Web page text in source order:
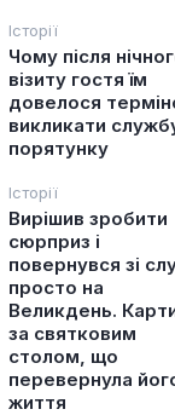
Історії
Чому після
візиту гостя їм
довелося
викликати
порятунку
Історії
Вирішив зробити
сюрприз і
повернувся зі
просто на
Великдень.
за святковим
столом, що
перевернула
життя